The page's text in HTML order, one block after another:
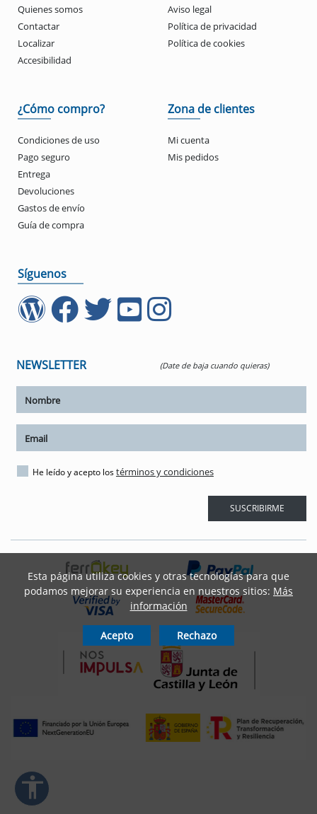
Quienes somos
Contactar
Localizar
Accesibilidad
Aviso legal
Política de privacidad
Política de cookies
¿Cómo compro?
Condiciones de uso
Pago seguro
Entrega
Devoluciones
Gastos de envío
Guía de compra
Zona de clientes
Mi cuenta
Mis pedidos
Síguenos
NEWSLETTER (Date de baja cuando quieras)
He leído y acepto lostérminos y condiciones
SUSCRIBIRME
Esta página utiliza cookies y otras tecnologías para que
podamos mejorar su experiencia en nuestros sitios: Más
información
Acepto Rechazo
accessibility
tamaño del texto
del texto
espaciado del texto
colores
(TDAH)
de Accesibilidad